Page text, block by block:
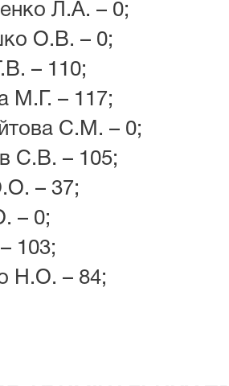
Л.А. – 0;
О.В. – 0;
– 110;
М.Г. – 117;
С.М. – 0;
С.В. – 105;
– 37;
– 0;
103;
Н.О. – 84;